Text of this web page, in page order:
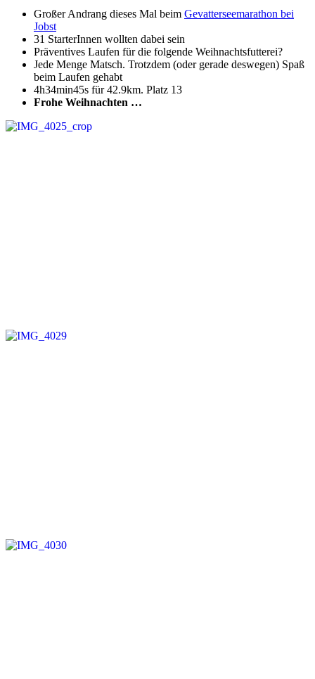
Großer Andrang dieses Mal beim Gevatterseemarathon bei
Jobst
31 StarterInnen wollten dabei sein
Präventives Laufen für die folgende Weihnachtsfutterei?
Jede Menge Matsch. Trotzdem (oder gerade deswegen) Spaß
beim Laufen gehabt
4h34min45s für 42.9km. Platz 13
Frohe Weihnachten …